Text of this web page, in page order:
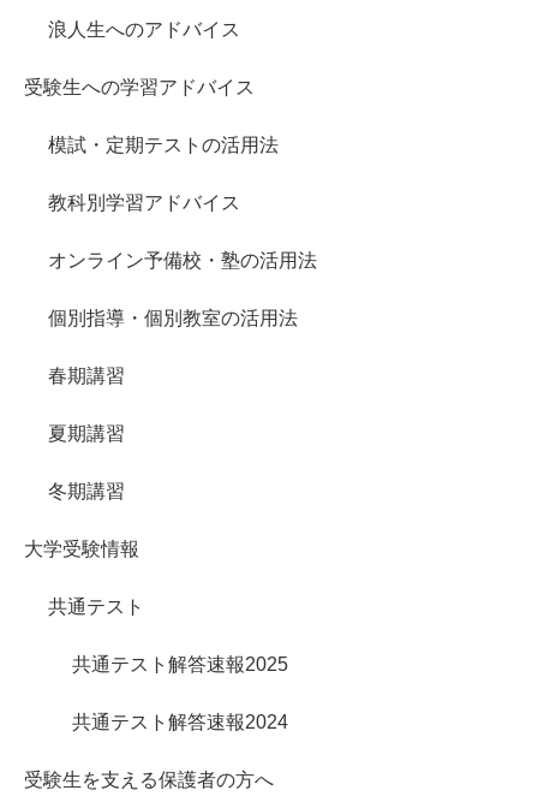
浪人生へのアドバイス
受験生への学習アドバイス
模試・定期テストの活用法
教科別学習アドバイス
オンライン予備校・塾の活用法
個別指導・個別教室の活用法
春期講習
夏期講習
冬期講習
大学受験情報
共通テスト
共通テスト解答速報2025
共通テスト解答速報2024
受験生を支える保護者の方へ